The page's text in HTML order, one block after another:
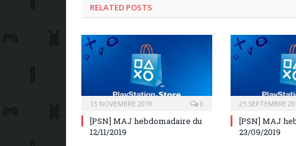
RELATED POSTS
13 NOVEMBRE 2019 0
[PSN] MAJ hebdomadaire du
12/11/2019
25 SEPTEMBRE
[PSN] MAJ
23/09/2019